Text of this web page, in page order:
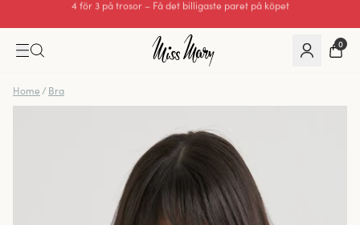
0
Home / Bra